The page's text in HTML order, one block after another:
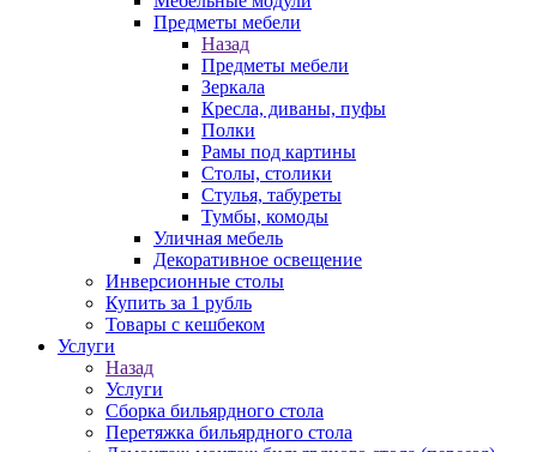
Предметы мебели
Назад
Предметы мебели
Зеркала
Кресла, диваны, пуфы
Полки
Рамы под картины
Столы, столики
Стулья, табуреты
Тумбы, комоды
Уличная мебель
Декоративное освещение
Инверсионные столы
Купить за 1 рубль
Товары с кешбеком
Услуги
Назад
Услуги
Сборка бильярдного стола
Перетяжка бильярдного стола